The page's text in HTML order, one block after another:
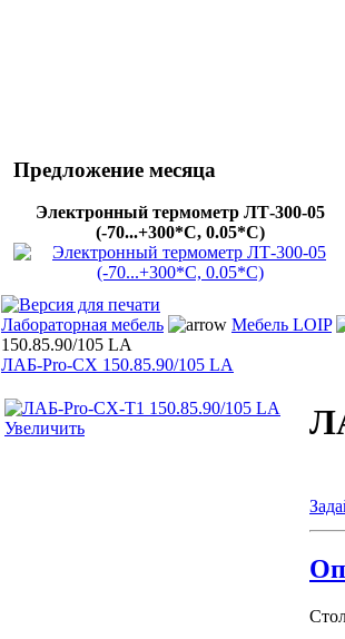
Предложение месяца
Электронный термометр ЛТ-300-05
(-70...+300*С, 0.05*С)
Лабораторная мебель
Мебель LOIP
150.85.90/105 LA
ЛАБ-Pro-СХ 150.85.90/105 LA
Увеличить